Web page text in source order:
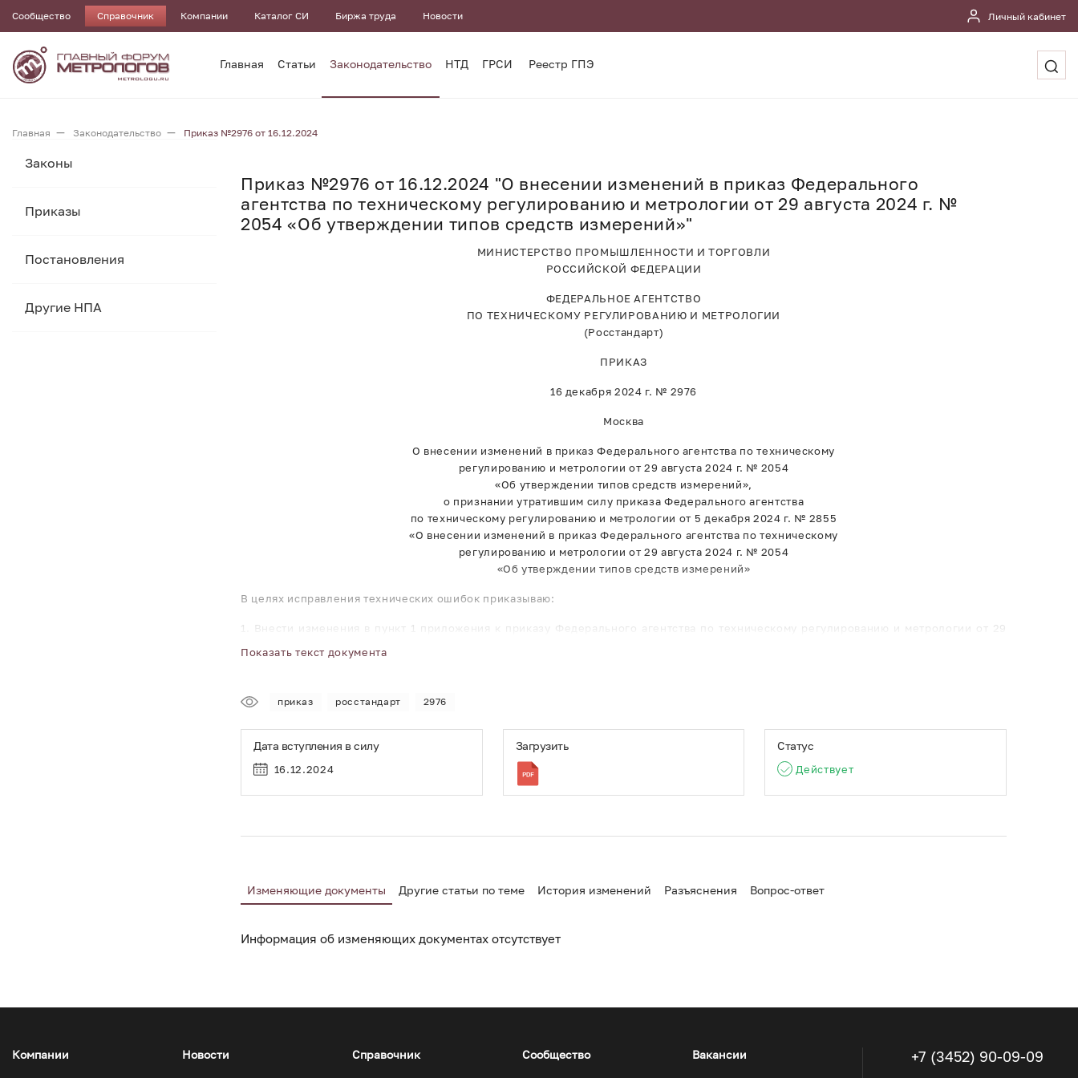
Сообщество Справочник Компании Каталог СИ Биржа труда Новости Личный кабинет
Главная Статьи Законодательство НТД ГРСИ Реестр ГПЭ
Главная Законодательство Приказ №2976 от 16.12.2024
Законы
Приказы
Постановления
Другие НПА
Приказ №2976 от 16.12.2024 "О внесении изменений в приказ Федерального
агентства по техническому регулированию и метрологии от 29 августа 2024 г. №
2054 «Об утверждении типов средств измерений»"
МИНИСТЕРСТВО ПРОМЫШЛЕННОСТИ И ТОРГОВЛИ
РОССИЙСКОЙ ФЕДЕРАЦИИ
ФЕДЕРАЛЬНОЕ АГЕНТСТВО
ПО ТЕХНИЧЕСКОМУ РЕГУЛИРОВАНИЮ И МЕТРОЛОГИИ
(Росстандарт)
ПРИКАЗ
16 декабря 2024 г. № 2976
Москва
О внесении изменений в приказ Федерального агентства по техническому
регулированию и метрологии от 29 августа 2024 г. № 2054
«Об утверждении типов средств измерений»,
о признании утратившим силу приказа Федерального агентства
по техническому регулированию и метрологии от 5 декабря 2024 г. № 2855
«О внесении изменений в приказ Федерального агентства по техническому
регулированию и метрологии от 29 августа 2024 г. № 2054
«Об утверждении типов средств измерений»
В целях исправления технических ошибок приказываю:
1. Внести изменения в пункт 1 приложения к приказу Федерального агентства по техническому регулированию и метрологии от 29
прилагаются к настоящему приказу.
2855 «О внесении изменений в приказ Федерального агентства по техническому регулированию и метрологии от 29 августа 2024 г. №
3. ФБУ «НИЦ ПМ - Ростест» внести сведения об утвержденном типе средства измерений согласно приложению к настоящему приказу
в Федеральный информационный фонд по обеспечению единства измерений в соответствии с порядком создания и ведения
Федерального информационного фонда по обеспечению единства измерений, передачи сведений в него и внесения изменений в
Показать текст документа
приказ росстандарт 2976
Дата вступления в силу
16.12.2024
Загрузить Статус
Действует
Изменяющие документы Другие статьи по теме История изменений Разъяснения Вопрос-ответ
Информация об изменяющих документах отсутствует
Компании Новости Справочник Сообщество Вакансии +7 (3452) 90-09-09